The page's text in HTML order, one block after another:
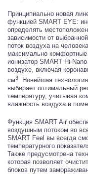
Принципиально новая
функцией SMART EYE:
определять
зависимости от
поток воздуха на
максимально
ионизатор SMART Hi-
воздухе, включая
см3
. Новейшая
выбирает оптимальный
температуру, учитывая
влажность воздуха в
Функция SMART Air
воздушным потоком во
SMART Feel вы всегда
температурного
Также предусмотрена
которая позволяет
блоков путем